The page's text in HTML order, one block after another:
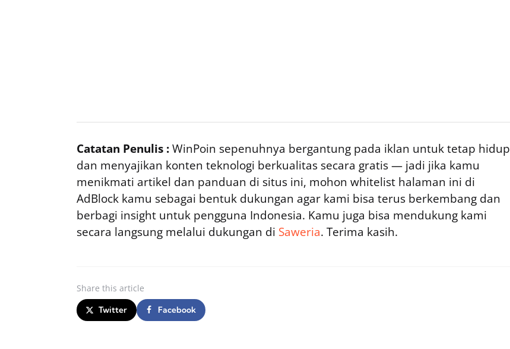
Catatan Penulis :WinPoin sepenuhnya bergantung pada iklan untuk tetap hidup
dan menyajikan konten teknologi berkualitas secara gratis — jadi jika kamu
menikmati artikel dan panduan di situs ini, mohon whitelist halaman ini di
AdBlock kamu sebagai bentuk dukungan agar kami bisa terus berkembang dan
berbagi insight untuk pengguna Indonesia. Kamu juga bisa mendukung kami
secara langsung melalui dukungan di Saweria. Terima kasih.
Share this article
Twitter Facebook